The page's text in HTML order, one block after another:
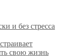
и без стресса
свою жизнь